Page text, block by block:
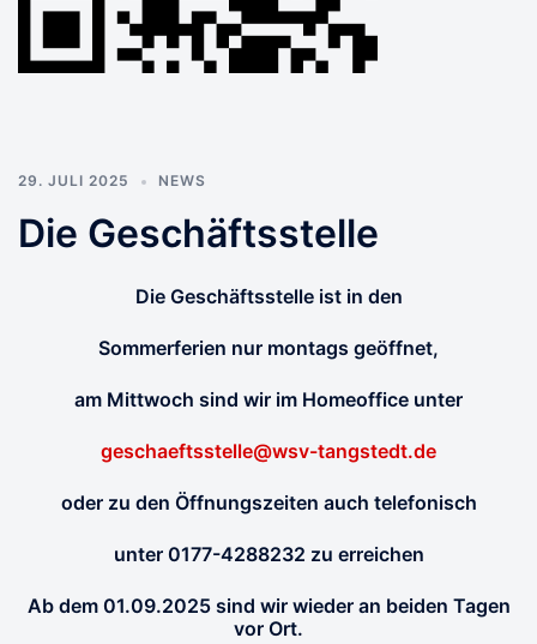
29. JULI 2025 NEWS
Die Geschäftsstelle
Die Geschäftsstelle ist in den
Sommerferien nur montags geöffnet,
am Mittwoch sind wir im Homeoffice unter
geschaeftsstelle@wsv-tangstedt.de
oder zu den Öffnungszeiten auch telefonisch
unter 0177-4288232 zu erreichen
Ab dem 01.09.2025 sind wir wieder an beiden Tagen
vor Ort.